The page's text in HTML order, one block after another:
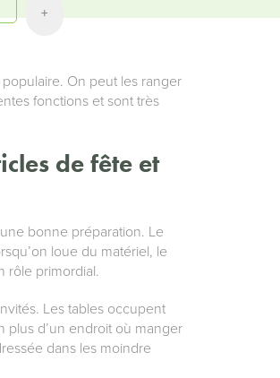
+
On peut les ranger
fonctions et sont très
de fête et
bonne préparation. Le
loue du matériel, le
rôle primordial.
Les tables occupent
d’un endroit où manger
dans les moindre